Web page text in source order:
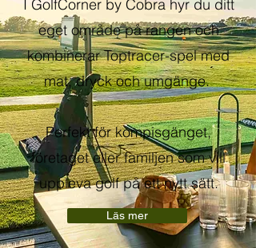
I GolfCorner by Cobra hyr du ditt
eget område på rangen och
kombinerar Toptracer-spel med
mat, dryck och umgänge.
Perfekt för kompisgänget,
företaget eller familjen som vill
uppleva golf på ett nytt sätt.
Läs mer